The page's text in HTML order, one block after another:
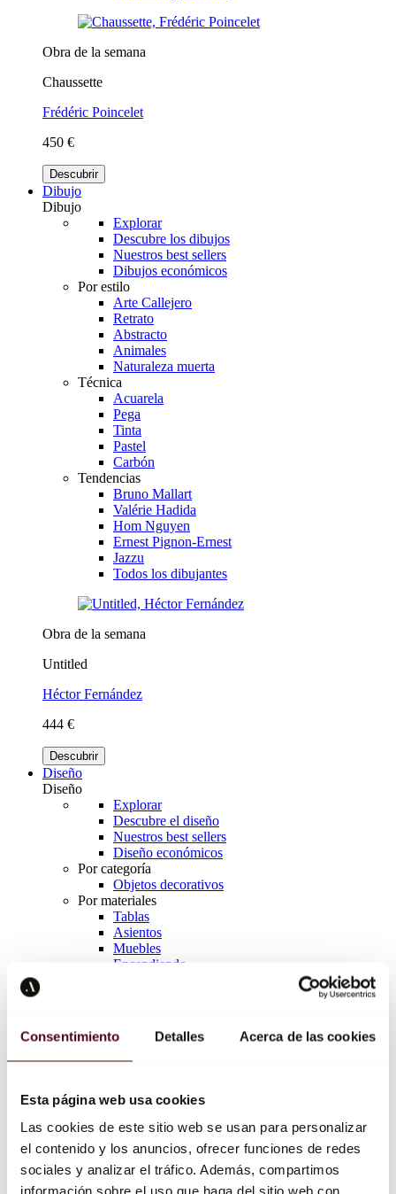
Consentimiento Detalles Acerca de las cookies
Esta página web usa cookies
Las cookies de este sitio web se usan para personalizar
el contenido y los anuncios, ofrecer funciones de redes
sociales y analizar el tráfico. Además, compartimos
información sobre el uso que haga del sitio web con
Obra de la semana
Chaussette
Frédéric Poincelet
450 €
Descubrir
Dibujo
Dibujo
Explorar
Descubre los dibujos
Nuestros best sellers
Dibujos económicos
Por estilo
Arte Callejero
Retrato
Abstracto
Animales
Naturaleza muerta
Técnica
Acuarela
Pega
Tinta
Pastel
Carbón
Tendencias
Bruno Mallart
Valérie Hadida
Hom Nguyen
Ernest Pignon-Ernest
Jazzu
Todos los dibujantes
Obra de la semana
Untitled
Héctor Fernández
444 €
Descubrir
Diseño
Diseño
Explorar
Descubre el diseño
Nuestros best sellers
Diseño económicos
Por categoría
Objetos decorativos
Por materiales
Tablas
Asientos
Muebles
Encendiendo
Richard Orlinski
Keith Haring
Jeff Koons
Jean-Michel Basquiat
Todos los diseñadores
Obra de la semana